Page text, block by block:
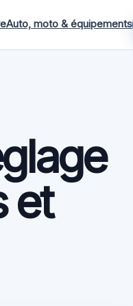
Auto, moto & équipements
et